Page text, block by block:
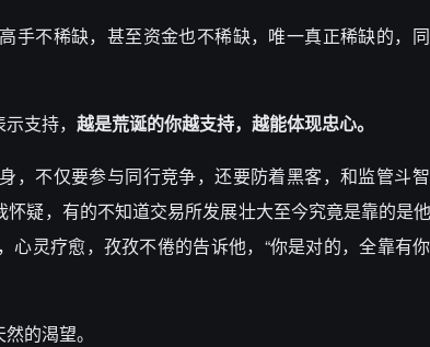
手不稀缺，甚至资金也不稀缺，唯一真正稀缺的，
示支持，越是荒诞的你越支持，越能体现忠心。
，不仅要参与同行竞争，还要防着黑客，和监管斗
怀疑，有的不知道交易所发展壮大至今究竟是靠的是
灵疗愈，孜孜不倦的告诉他，“你是对的，全靠有
的渴望。